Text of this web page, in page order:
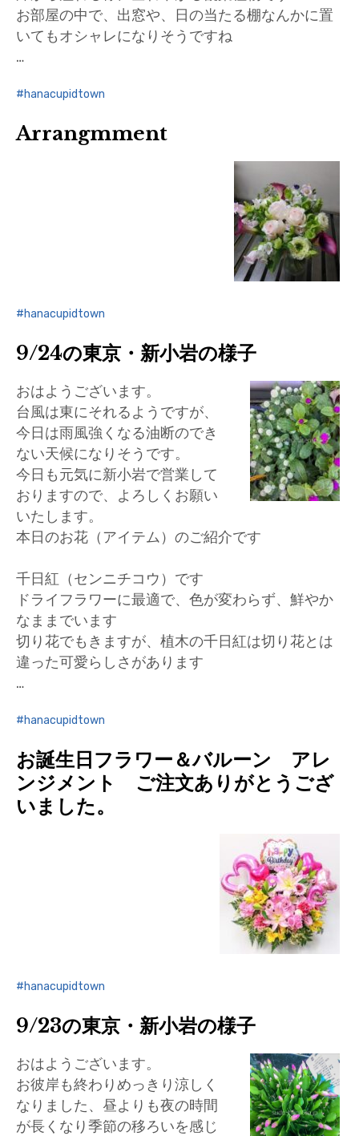
お部屋の中で、出窓や、日の当たる棚なんかに置
いてもオシャレになりそうですね
…
hanacupidtown
Arrangmment
hanacupidtown
9/24の東京・新小岩の様子
おはようございます。
台風は東にそれるようですが、
今日は雨風強くなる油断のでき
ない天候になりそうです。
今日も元気に新小岩で営業して
おりますので、よろしくお願い
いたします。
本日のお花（アイテム）のご紹介です
千日紅（センニチコウ）です
ドライフラワーに最適で、色が変わらず、鮮やか
なままでいます
切り花でもきますが、植木の千日紅は切り花とは
違った可愛らしさがあります
…
hanacupidtown
お誕生日フラワー＆バルーン アレ
ンジメント ご注文ありがとうござ
いました。
hanacupidtown
9/23の東京・新小岩の様子
おはようございます。
お彼岸も終わりめっきり涼しく
なりました、昼よりも夜の時間
が長くなり季節の移ろいを感じ